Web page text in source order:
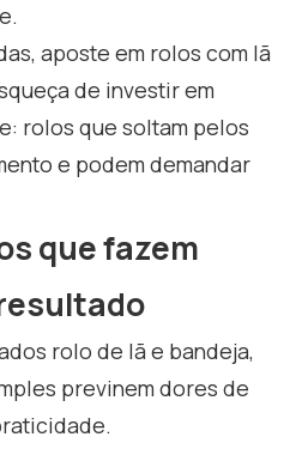
aposte em rolos com lã
de investir em
rolos que soltam pelos
e podem demandar
que fazem
rolo de lã e bandeja,
previnem dores de